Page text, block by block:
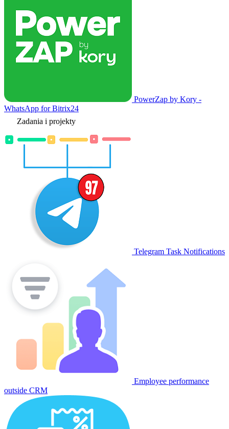
PowerZap by Kory -
WhatsApp for Bitrix24
Zadania i projekty
Telegram Task Notifications
Employee performance
outside CRM